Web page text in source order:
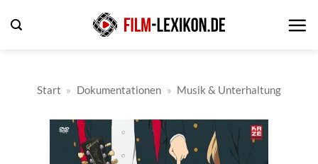
Inhalt
Start » Dokumentationen » Musik & Unterhaltung